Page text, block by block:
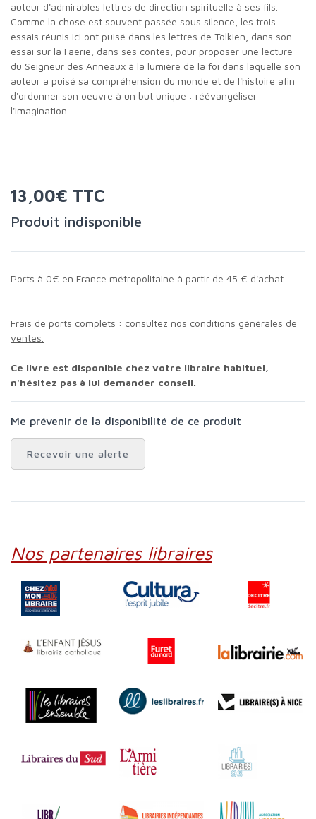
auteur d'admirables lettres de direction spirituelle à ses fils.
Comme la chose est souvent passée sous silence, les trois
essais réunis ici ont puisé dans les lettres de Tolkien, dans son
essai sur la Faërie, dans ses contes, pour proposer une lecture
du Seigneur des Anneaux à la lumière de la foi dans laquelle son
auteur a puisé sa compréhension du monde et de l'histoire afin
d'ordonner son oeuvre à un but unique : réévangéliser
l'imagination
13,00€ TTC
Produit indisponible
Ports à 0€ en France métropolitaine à partir de 45 € d'achat.
Frais de ports complets : consultez nos conditions générales de
ventes.
Ce livre est disponible chez votre libraire habituel,
n'hésitez pas à lui demander conseil.
Me prévenir de la disponibilité de ce produit
Recevoir une alerte
Nos partenaires libraires